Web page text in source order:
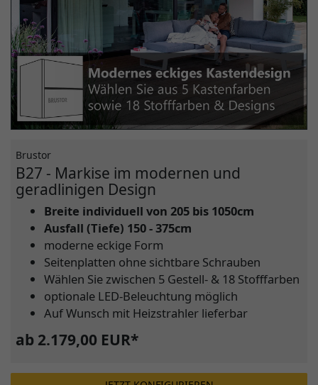
Brustor
B27 - Markise im modernen und
geradlinigen Design
Breite individuell von 205 bis 1050cm
Ausfall (Tiefe) 150 - 375cm
moderne eckige Form
Seitenplatten ohne sichtbare Schrauben
Wählen Sie zwischen 5 Gestell- & 18 Stofffarben
optionale LED-Beleuchtung möglich
Auf Wunsch mit Heizstrahler lieferbar
ab 2.179,00 EUR*